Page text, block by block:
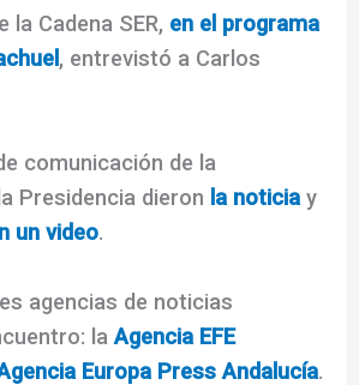
la Cadena SER, en el programa
, entrevistó a Carlos
comunicación de la
Presidencia dieron la noticia y
un video.
agencias de noticias
laAgencia EFE
Europa Press Andalucía.